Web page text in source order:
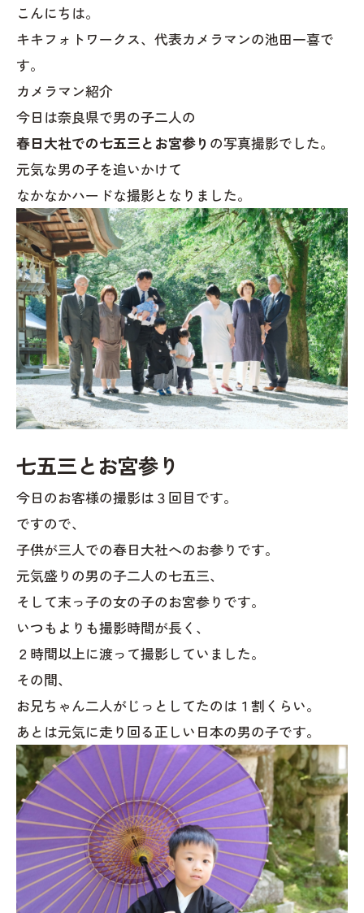
こんにちは。
キキフォトワークス、代表カメラマンの池田一喜で
す。
カメラマン紹介
今日は奈良県で男の子二人の
春日大社での七五三とお宮参り の写真撮影でした。
元気な男の子を追いかけて
なかなかハードな撮影となりました。
七五三とお宮参り
今日のお客様の撮影は３回目です。
ですので、
子供が三人での春日大社へのお参りです。
元気盛りの男の子二人の七五三、
そして末っ子の女の子のお宮参りです。
いつもよりも撮影時間が長く、
２時間以上に渡って撮影していました。
その間、
お兄ちゃん二人がじっとしてたのは１割くらい。
あとは元気に走り回る正しい日本の男の子です。